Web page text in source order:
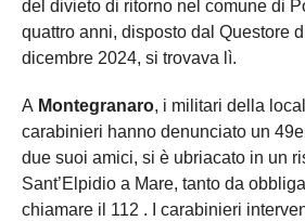
del divieto di ritorno nel comune di
quattro anni, disposto dal Questore
dicembre 2024, si trovava lì.
A Montegranaro, i militari della
carabinieri hanno denunciato un
due suoi amici, si è ubriacato in un
Sant’Elpidio a Mare, tanto da
chiamare il 112 . I carabinieri